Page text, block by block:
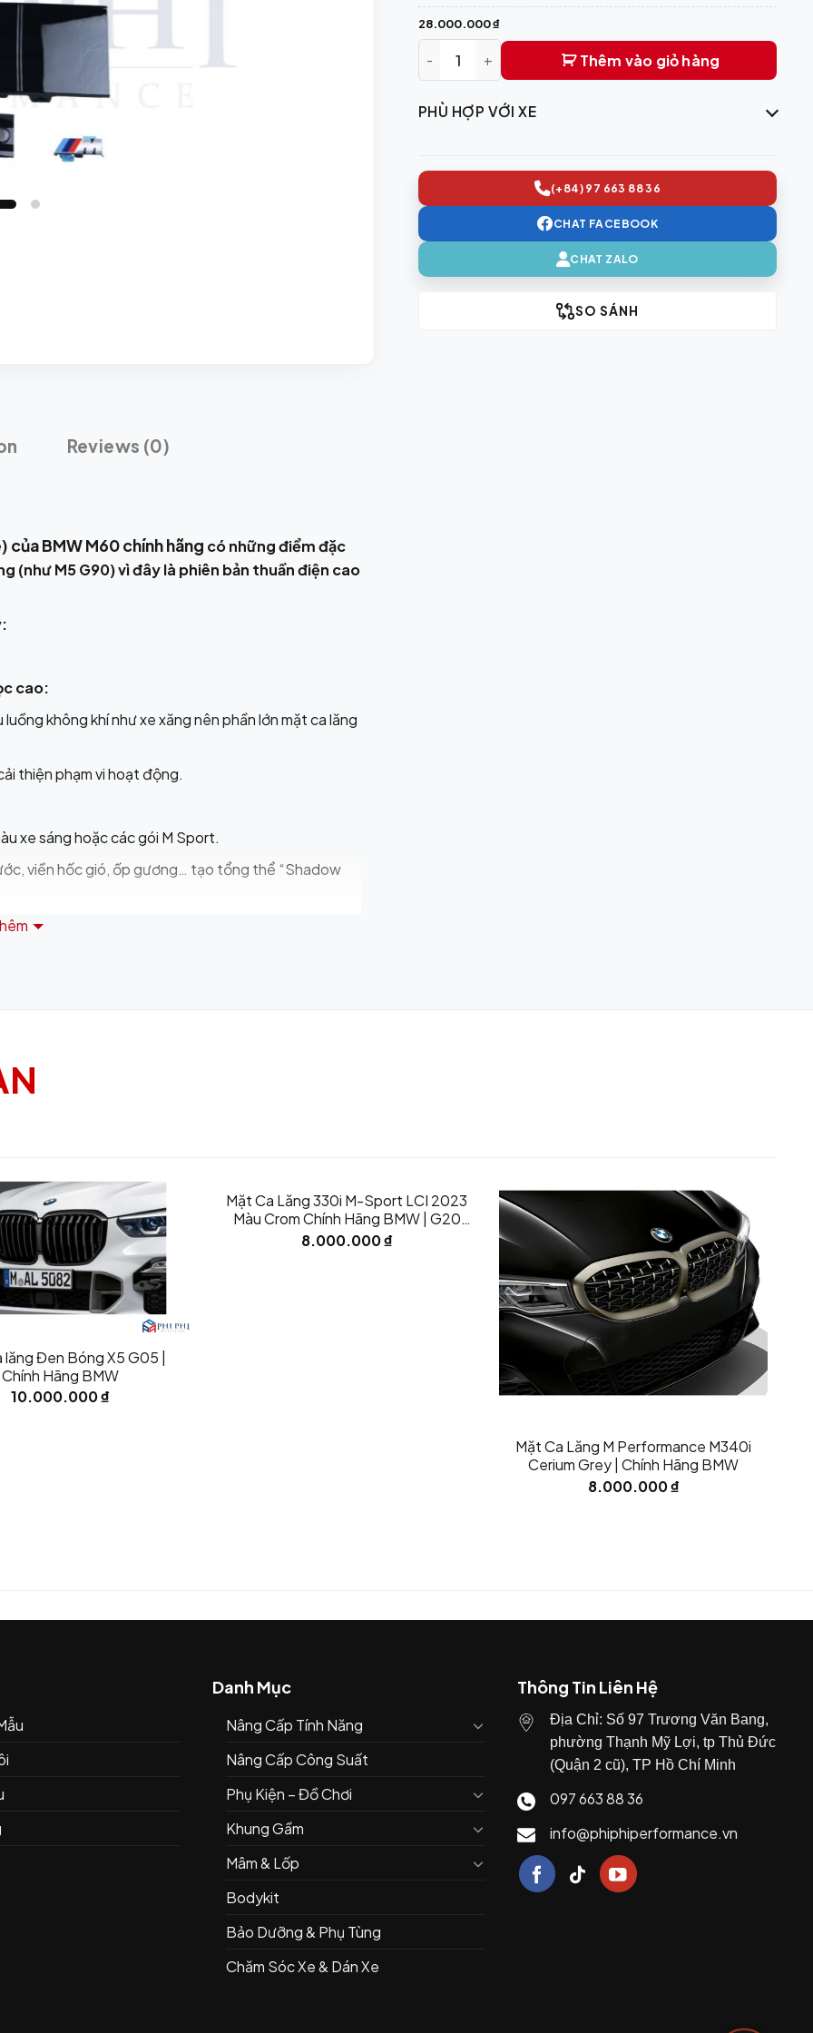
Reviews (0)
BMW M60 chính hãng có những điểm đặc
M5 G90) vì đây là phiên bản thuần điện cao
cao:
không khí như xe xăng nên phần lớn mặt ca lăng
thiện phạm vi hoạt động.
xe sáng hoặc các gói M Sport.
viền hốc gió, ốp gương… tạo tổng thể “Shadow
thống Driving Assistant Professional, hỗ trợ tự lái
Glow” quanh mặt ca lăng, phát sáng ban đêm
decal đen
28.000.000₫
Mặt Ca Lăng Phát Sáng Màu Đen BMW Chính Hãng | 5
Thêm vào giỏ hàng
PHÙ HỢP VỚI XE
(+84) 97 663 88 36
CHAT FACEBOOK
CHAT ZALO
SO SÁNH
lăng Đen Bóng X5 G05 |
Chính Hãng BMW
10.000.000₫
Mặt Ca Lăng 330i M-Sport LCI 2023
Màu Crom Chính Hãng BMW | G20
LCI 2023
8.000.000₫
Mặt Ca Lăng M Performance M340i
Cerium Grey | Chính Hãng BMW
8.000.000₫
Danh Mục
Nâng Cấp Tính Năng
Nâng Cấp Công Suất
Phụ Kiện – Đồ Chơi
Khung Gầm
Mâm & Lốp
Bodykit
Bảo Dưỡng & Phụ Tùng
Chăm Sóc Xe & Dán Xe
Thông Tin Liên Hệ
Địa Chỉ: Số 97 Trương Văn Bang,
phường Thạnh Mỹ Lợi, tp Thủ Đức
(Quận 2 cũ), TP Hồ Chí Minh
097 663 88 36
info@phiphiperformance.vn